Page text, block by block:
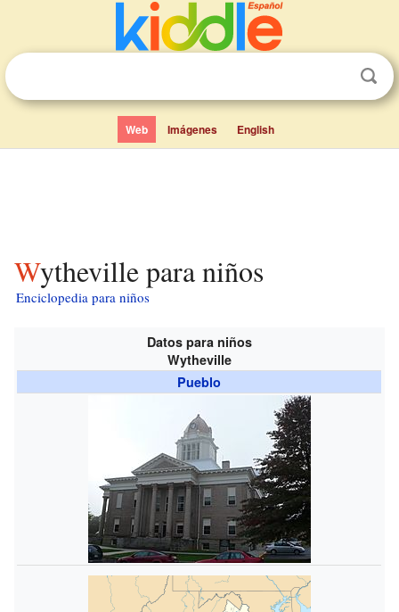
Web Imágenes English
Wytheville para niños
Enciclopedia para niños
Datos para niños
Wytheville
Pueblo